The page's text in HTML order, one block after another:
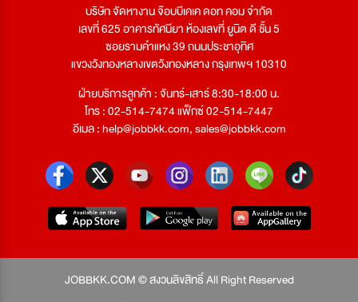
บริษัท จัดหางาน จ๊อบบีเคเค ดอท คอม จำกัด
เลขที่ 625 อาคารทัศนียา ห้องเลขที่ ยูนิต ดี ชั้น 5
ซอยรามคำแหง 39 ถนนประชาอุทิศ
แขวงวังทองหลางเขตวังทองหลาง กรุงเทพฯ 10310
ฝ่ายบริการลูกค้า : จันทร์-เสาร์ 8:30-18:00 น.
โทร : 02-514-7474 แฟ็กซ์ 02-514-7447
อีเมล :help@jobbkk.com,sales@jobbkk.com
JOBBKK.COM © สงวนลิขสิทธิ์ All Right Reserved